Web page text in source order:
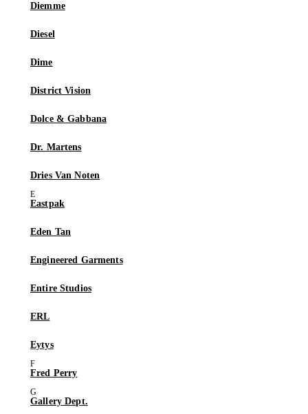
Diemme
Diesel
Dime
District Vision
Dolce & Gabbana
Dr. Martens
Dries Van Noten
Eastpak
Eden Tan
Engineered Garments
Entire Studios
ERL
Eytys
Fred Perry
Gallery Dept.